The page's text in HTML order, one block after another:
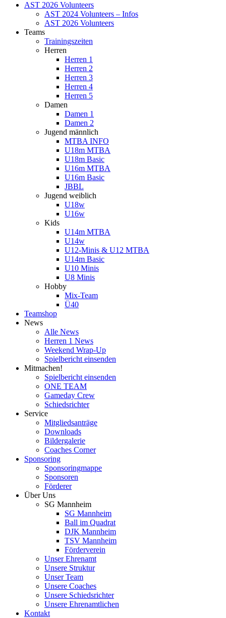
AST 2026 Volunteers
AST 2024 Volunteers – Infos
AST 2026 Volunteers
Teams
Trainingszeiten
Herren
Herren 1
Herren 2
Herren 3
Herren 4
Herren 5
Damen
Damen 1
Damen 2
Jugend männlich
MTBA INFO
U18m MTBA
U18m Basic
U16m MTBA
U16m Basic
JBBL
Jugend weiblich
U18w
U16w
Kids
U14m MTBA
U14w
U12-Minis & U12 MTBA
U14m Basic
U10 Minis
U8 Minis
Hobby
Mix-Team
Ü40
Teamshop
News
Alle News
Herren 1 News
Weekend Wrap-Up
Spielbericht einsenden
Mitmachen!
Spielbericht einsenden
ONE TEAM
Gameday Crew
Schiedsrichter
Service
Mitgliedsanträge
Downloads
Bildergalerie
Coaches Corner
Sponsoring
Sponsoringmappe
Sponsoren
Förderer
Über Uns
SG Mannheim
SG Mannheim
Ball im Quadrat
DJK Mannheim
TSV Mannheim
Förderverein
Unser Ehrenamt
Unsere Struktur
Unser Team
Unsere Coaches
Unsere Schiedsrichter
Unsere Ehrenamtlichen
Kontakt